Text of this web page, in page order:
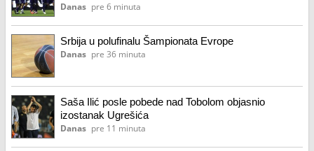
Danas pre 6 minuta
Srbija u polufinalu Šampionata Evrope
Danas pre 36 minuta
Saša Ilić posle pobede nad Tobolom objasnio
izostanak Ugrešića
Danas pre 11 minuta